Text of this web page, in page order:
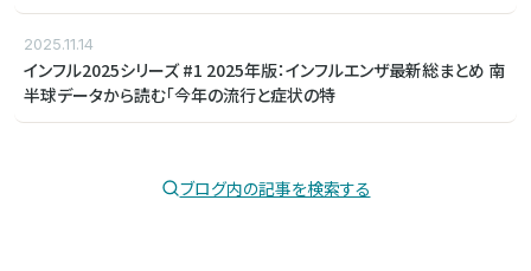
2025.11.14
インフル2025シリーズ #1 2025年版：インフルエンザ最新総まとめ 南
半球データから読む「今年の流行と症状の特
ブログ内の記事を検索する